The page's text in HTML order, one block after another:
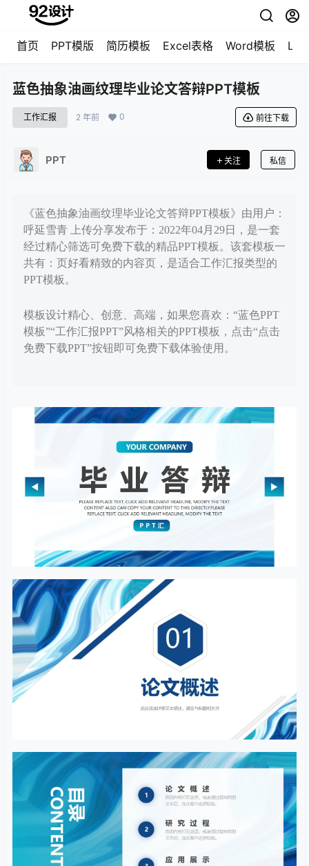
首页 PPT模版 简历模板 Excel表格 Word模板
蓝色抽象油画纹理毕业论文答辩PPT模板
工作汇报 2 年前 0 前往下载
PPT 关注 私信
《蓝色抽象油画纹理毕业论文答辩PPT模板》由用户：
呼延雪青 上传分享发布于：2022年04月29日，是一套
经过精心筛选可免费下载的精品PPT模板。该套模板一
共有：页好看精致的内容页，是适合工作汇报类型的
PPT模板。
模板设计精心、创意、高端，如果您喜欢：“蓝色PPT
模板”“工作汇报PPT”风格相关的PPT模板，点击“点击
免费下载PPT”按钮即可免费下载体验使用。